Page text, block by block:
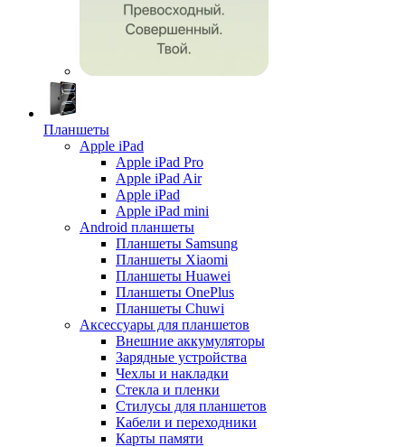
Планшеты
Apple iPad
Apple iPad Pro
Apple iPad Air
Apple iPad
Apple iPad mini
Android планшеты
Планшеты Samsung
Планшеты Xiaomi
Планшеты Huawei
Планшеты OnePlus
Планшеты Chuwi
Аксессуары для планшетов
Внешние аккумуляторы
Зарядные устройства
Чехлы и накладки
Стекла и пленки
Стилусы для планшетов
Кабели и переходники
Карты памяти